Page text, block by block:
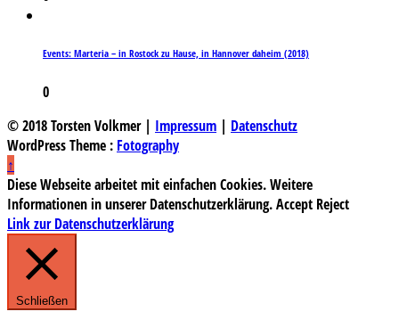
Events: Marteria – in Rostock zu Hause, in Hannover daheim (2018)
0
© 2018 Torsten Volkmer | Impressum | Datenschutz
WordPress Theme : Fotography
↑
Diese Webseite arbeitet mit einfachen Cookies. Weitere
Informationen in unserer Datenschutzerklärung.Accept Reject
Link zur Datenschutzerklärung
Schließen